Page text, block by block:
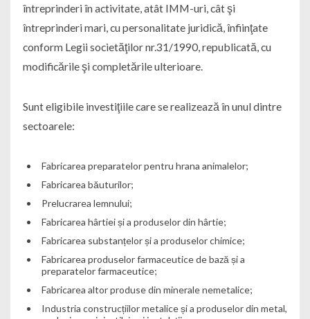
întreprinderi în activitate, atât IMM-uri, cât şi
întreprinderi mari, cu personalitate juridică, înfiinţate
conform Legii societăţilor nr.31/1990, republicată, cu
modificările şi completările ulterioare.
Sunt eligibile investiţiile care se realizează în unul dintre
sectoarele:
Fabricarea preparatelor pentru hrana animalelor;
Fabricarea băuturilor;
Prelucrarea lemnului;
Fabricarea hârtiei și a produselor din hârtie;
Fabricarea substanțelor și a produselor chimice;
Fabricarea produselor farmaceutice de bază și a
preparatelor farmaceutice;
Fabricarea altor produse din minerale nemetalice;
Industria construcțiilor metalice și a produselor din metal,